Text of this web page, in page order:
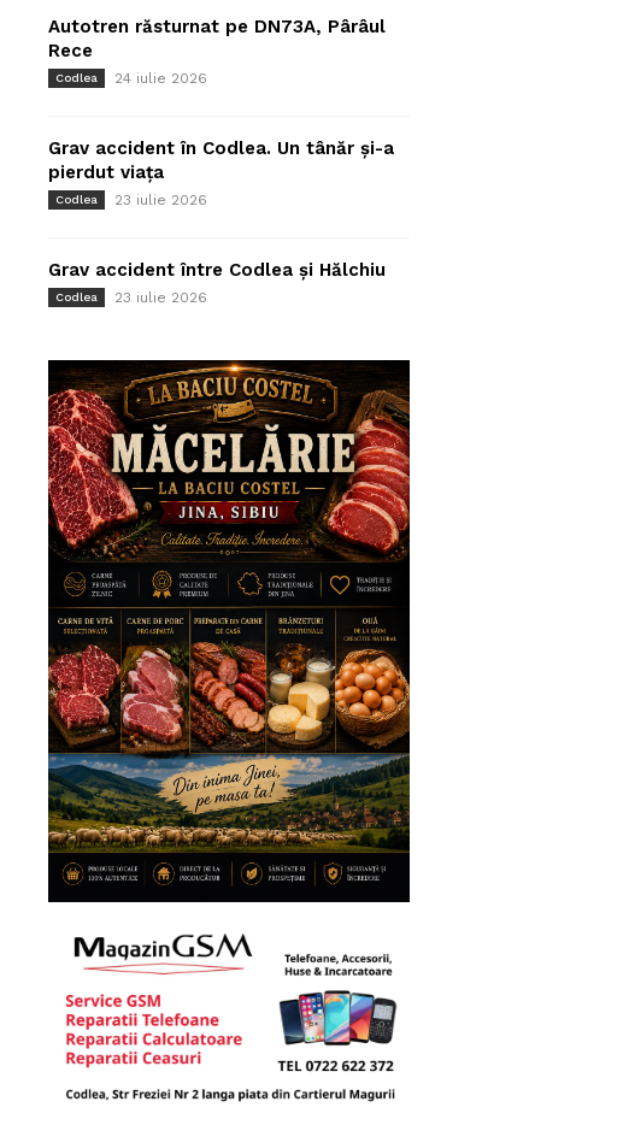
Autotren răsturnat pe DN73A, Pârâul
Rece
Codlea 24 iulie 2026
Grav accident în Codlea. Un tânăr și-a
pierdut viața
Codlea 23 iulie 2026
Grav accident între Codlea și Hălchiu
Codlea 23 iulie 2026